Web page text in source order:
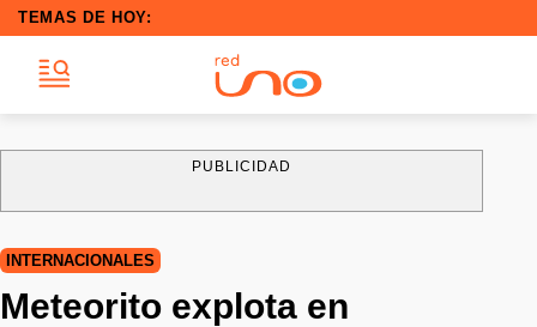
TEMAS DE HOY:
PUBLICIDAD
INTERNACIONALES
Meteorito explota en